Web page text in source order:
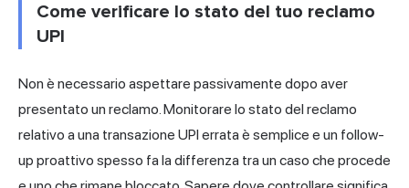
Come verificare lo stato del tuo reclamo
UPI
Non è necessario aspettare passivamente dopo aver
presentato un reclamo. Monitorare lo stato del reclamo
relativo a una transazione UPI errata è semplice e un follow-
up proattivo spesso fa la differenza tra un caso che procede